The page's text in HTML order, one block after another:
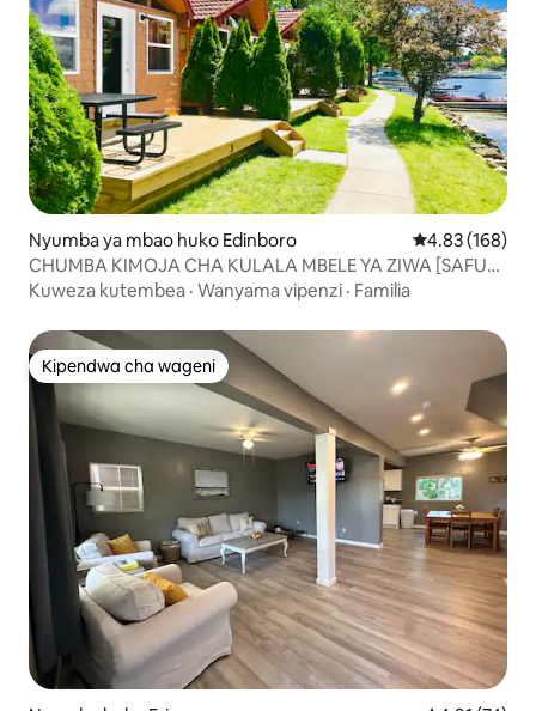
Nyumba ya mbao huko Edinboro Ukadiriaji wa
4.83 (168)
CHUMBA KIMOJA CHA KULALA MBELE YA ZIWA [SAFU
YA 1]
Kuweza kutembea · Wanyama vipenzi · Familia
Kipendwa cha wageni
Kipendwa cha wageni